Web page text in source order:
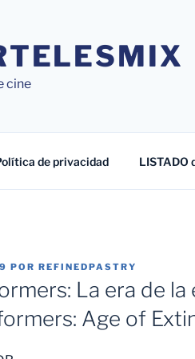
cine
de privacidad LISTADO
POR REFINEDPASTRY
La era de la
Age of